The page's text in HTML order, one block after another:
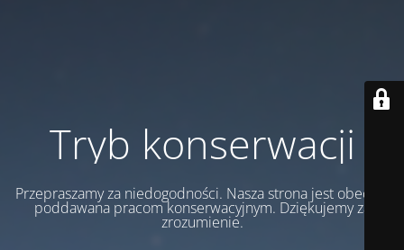
Tryb konserwacji
Przepraszamy za niedogodności. Nasza strona jest obecnie
poddawana pracom konserwacyjnym. Dziękujemy za
zrozumienie.